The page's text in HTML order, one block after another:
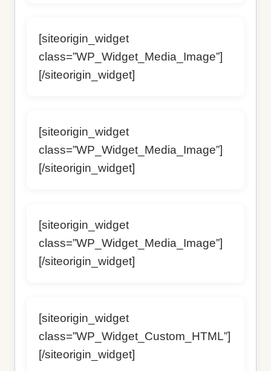
[siteorigin_widget
class=”WP_Widget_Media_Image”]
[/siteorigin_widget]
[siteorigin_widget
class=”WP_Widget_Media_Image”]
[/siteorigin_widget]
[siteorigin_widget
class=”WP_Widget_Media_Image”]
[/siteorigin_widget]
[siteorigin_widget
class=”WP_Widget_Custom_HTML”]
[/siteorigin_widget]